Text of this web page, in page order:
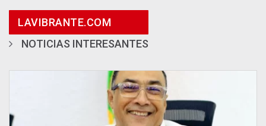
LAVIBRANTE.COM
NOTICIAS INTERESANTES